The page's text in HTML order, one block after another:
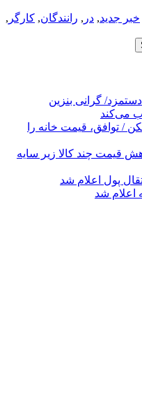
خبر جدید, در , رانندگان, کارگر ,
۸۳ درصدی دستمزد/ گرانی بنزین
می‌کند
/ توافق، قیمت خانه را
قیمت چند کالا زیر سایه
پول اعلام شد
اعلام شد